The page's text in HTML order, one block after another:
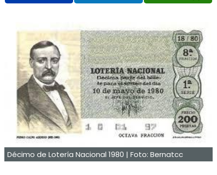
Décimo de Lotería Nacional 1980 | Foto: Bernatcc